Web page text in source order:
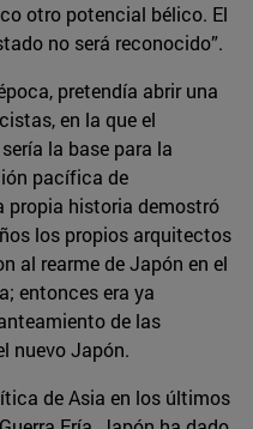
otro potencial bélico. El
no será reconocido”.
pretendía abrir una
en la que el
la base para la
pacífica de
propia historia demostró
los propios arquitectos
al rearme de Japón en el
entonces era ya
de las
nuevo Japón.
de Asia en los últimos